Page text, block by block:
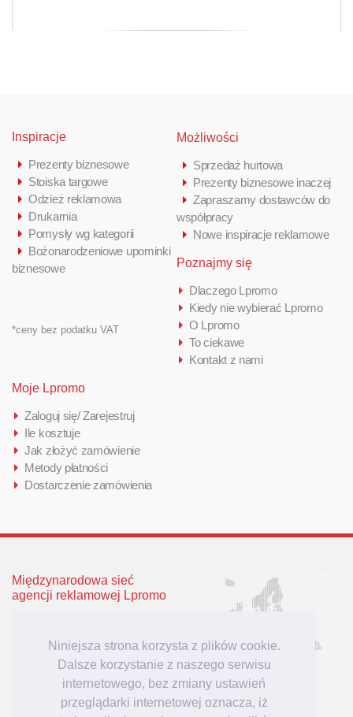
Niniejsza strona korzysta z plików cookie.
Dalsze korzystanie z naszego serwisu
internetowego, bez zmiany ustawień
przeglądarki internetowej oznacza, iż
Inspiracje
Prezenty biznesowe
Stoiska targowe
Odzież reklamowa
Drukarnia
Pomysły wg kategorii
Bożonarodzeniowe upominki
biznesowe
*ceny bez podatku VAT
Możliwości
Sprzedaż hurtowa
Prezenty biznesowe inaczej
Zapraszamy dostawców do
współpracy
Nowe inspiracje reklamowe
Poznajmy się
Dlaczego Lpromo
Kiedy nie wybierać Lpromo
O Lpromo
To ciekawe
Kontakt z nami
Moje Lpromo
Zaloguj się/ Zarejestruj
Ile kosztuje
Jak złożyć zamówienie
Metody płatności
Dostarczenie zamówienia
Międzynarodowa sieć
agencji reklamowej Lpromo
Wielka Brytania
Niemcy